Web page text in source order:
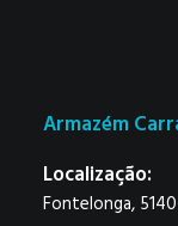
Armazém
Localização:
Fontelonga,